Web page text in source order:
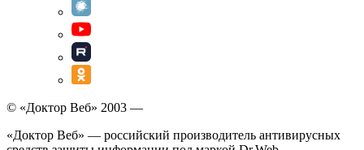
© «Доктор Веб» 2003 —
«Доктор Веб» — российский производитель антивирусных